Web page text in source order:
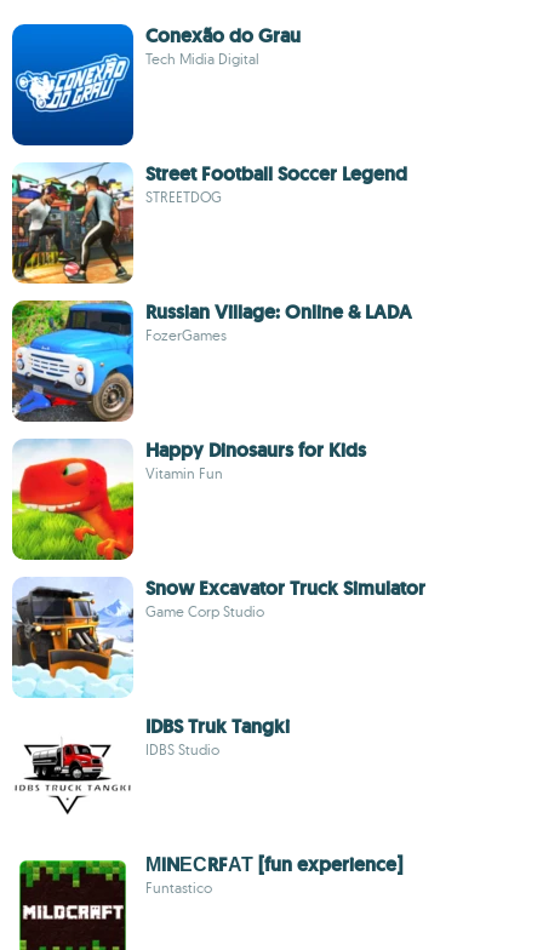
Conexão do Grau
Tech Midia Digital
Street Football Soccer Legend
STREETDOG
Russian Village: Online & LADA
FozerGames
Happy Dinosaurs for Kids
Vitamin Fun
Snow Excavator Truck Simulator
Game Corp Studio
IDBS Truk Tangki
IDBS Studio
МlNЕСRFАТ [fun experience]
Funtastico